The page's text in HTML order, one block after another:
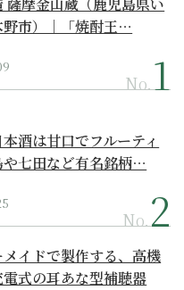
薩摩金山蔵（鹿児島県い
野市）｜「焼酎王…
No.
酒は甘口でフルーティ
や七田など有名銘柄…
No.
イドで製作する、高機
式の耳あな型補聴器